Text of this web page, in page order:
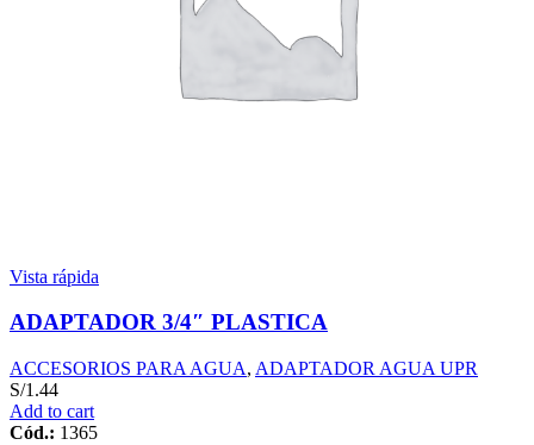
Vista rápida
ADAPTADOR 3/4″ PLASTICA
ACCESORIOS PARA AGUA, ADAPTADOR AGUA UPR
S/1.44
Add to cart
Cód.: 1365